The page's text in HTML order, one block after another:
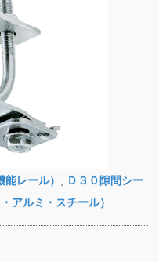
レール）
Ｄ３０隙間シー
アルミ・スチール）